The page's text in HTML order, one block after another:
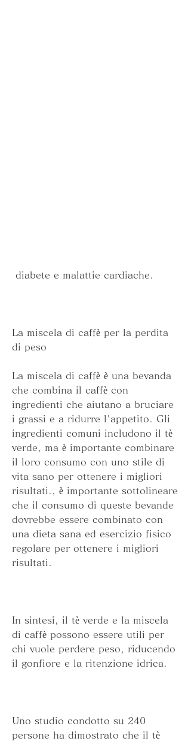
diabete e malattie cardiache.
La miscela di caffè per la perdita
di peso
La miscela di caffè è una bevanda
che combina il caffè con
ingredienti che aiutano a bruciare
i grassi e a ridurre l'appetito. Gli
ingredienti comuni includono il tè
verde, ma è importante combinare
il loro consumo con uno stile di
vita sano per ottenere i migliori
risultati., è importante sottolineare
che il consumo di queste bevande
dovrebbe essere combinato con
una dieta sana ed esercizio fisico
regolare per ottenere i migliori
risultati.
In sintesi, il tè verde e la miscela
di caffè possono essere utili per
chi vuole perdere peso, riducendo
il gonfiore e la ritenzione idrica.
Uno studio condotto su 240
persone ha dimostrato che il tè